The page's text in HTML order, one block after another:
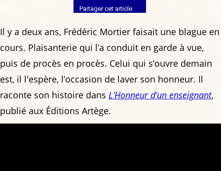
Partager cet article
Il y a deux ans, Frédéric Mortier faisait une blague en
cours. Plaisanterie qui l’a conduit en garde à vue,
puis de procès en procès. Celui qui s’ouvre demain
est, il l'espère, l’occasion de laver son honneur. Il
raconte son histoire dans L’Honneur d’un enseignant,
publié aux Éditions Artège.